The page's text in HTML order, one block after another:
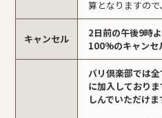
算となりますので
キャンセル
2日前の午後9時
100%のキャンセ
バリ倶楽部では
に加入しており
しんでいただけま